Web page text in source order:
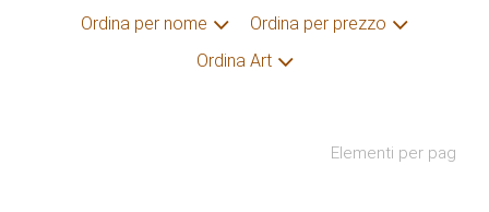
Ordina per nome
Ordina per prezzo
Ordina Art
Elementi per pag